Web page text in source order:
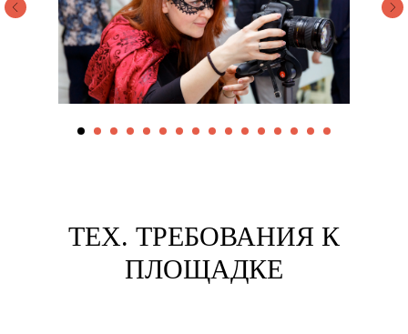
ТЕХ. ТРЕБОВАНИЯ К
ПЛОЩАДКЕ